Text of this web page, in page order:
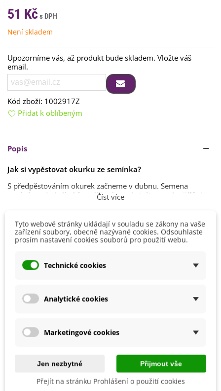
51 Kč
Není skladem
Upozorníme vás, až produkt bude skladem. Vložte váš
email.
Kód zboží: 1002917Z
Přidat k oblíbeným
Popis
Jak si vypěstovat okurku ze semínka?
S předpěstováním okurek začneme v dubnu. Semena
vyséváme do kelímků s výživným substrátem nebo jiffů do
Doba klíčení trvá 1 - 2 týdny, ale může být i delší. Rostliny
vyžadují dostatek světla a teploty kolem 22°C. Rostliny
vysazujeme na stanoviště ve druhé polovině května, ve
Okurky můžeme jako ochranu před chladem překrýt
slunečné, polostinné s lehkou humózní půdou.
obsahem chlóru.
Číst více
Detaily produktu
Mohlo by se také hodit
Tyto webové stránky ukládají v souladu se zákony na vaše
zařízení soubory, obecně nazývané cookies. Odsouhlaste
prosím nastavení cookies souborů pro použití webu.
Technické cookies
Analytické cookies
Marketingové cookies
Jen nezbytné Přijmout vše
Přejít na stránku Prohlášení o použití cookies